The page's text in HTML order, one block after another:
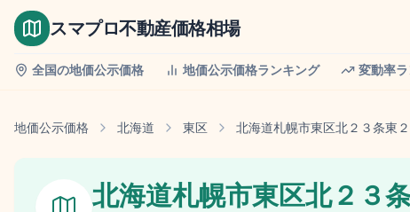
スマプロ不動産価格相場
全国の地価公示価格 地価公示価格ランキング 変動率
地価公示価格 北海道 東区 北海道札幌市東区北２３条東
北海道札幌市東区北２３